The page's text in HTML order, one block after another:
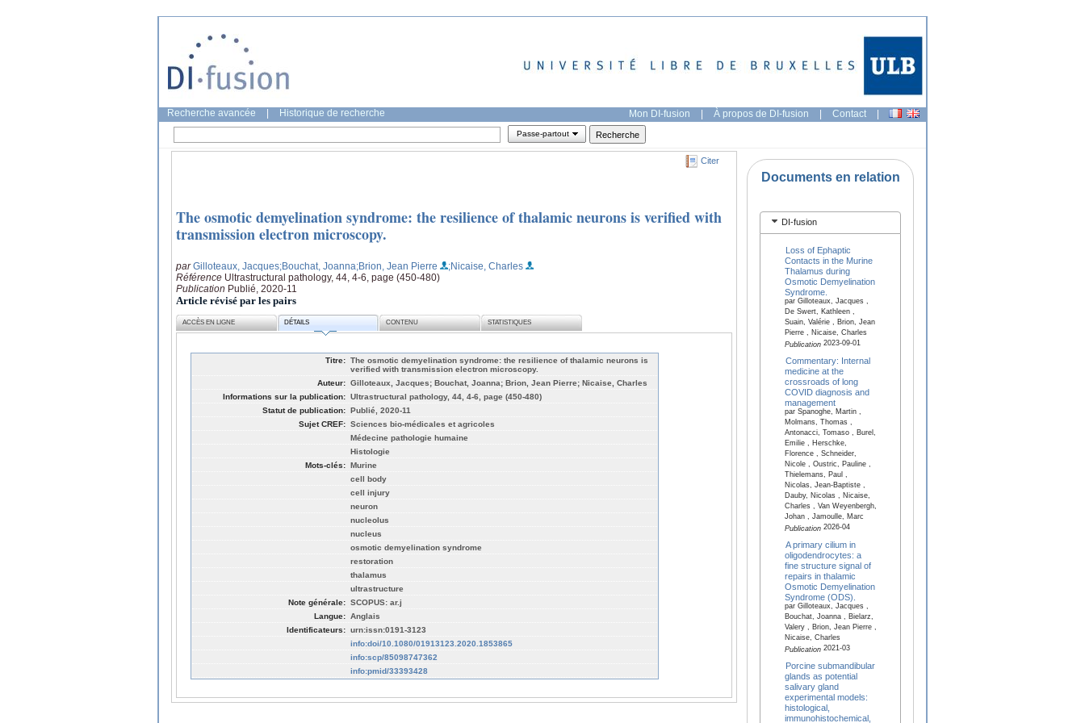
Recherche avancée Historique de recherche Mon DI-fusion | À propos de DI-fusion | Contact |
Passe-partout
Citer
The osmotic demyelination syndrome: the resilience of thalamic neurons is verified with
transmission electron microscopy.
parGilloteaux, Jacques;Bouchat, Joanna;Brion, Jean Pierre
;Nicaise, Charles
Référence Ultrastructural pathology, 44, 4-6, page (450-480)
Publication Publié, 2020-11
Article révisé par les pairs
ACCÈS EN LIGNE DÉTAILS CONTENU STATISTIQUES
Titre: The osmotic demyelination syndrome: the resilience of thalamic neurons is
verified with transmission electron microscopy.
Auteur: Gilloteaux, Jacques; Bouchat, Joanna; Brion, Jean Pierre; Nicaise, Charles
Informations sur la publication: Ultrastructural pathology, 44, 4-6, page (450-480)
Statut de publication: Publié, 2020-11
Sujet CREF: Sciences bio-médicales et agricoles
Médecine pathologie humaine
Histologie
Mots-clés: Murine
cell body
cell injury
neuron
nucleolus
nucleus
osmotic demyelination syndrome
restoration
thalamus
ultrastructure
Note générale: SCOPUS: ar.j
Langue: Anglais
Identificateurs: urn:issn:0191-3123
info:doi/10.1080/01913123.2020.1853865
info:scp/85098747362
info:pmid/33393428
Documents en relation
DI-fusion
Loss of Ephaptic
Contacts in the Murine
Thalamus during
Osmotic Demyelination
Syndrome.
par Gilloteaux, Jacques ,
De Swert, Kathleen ,
Suain, Valérie , Brion, Jean
Pierre , Nicaise, Charles
Publication2023-09-01
Commentary: Internal
medicine at the
crossroads of long
COVID diagnosis and
management
par Spanoghe, Martin ,
Molmans, Thomas ,
Antonacci, Tomaso , Burel,
Emilie , Herschke,
Florence , Schneider,
Nicole , Oustric, Pauline ,
Thielemans, Paul ,
Nicolas, Jean-Baptiste ,
Dauby, Nicolas , Nicaise,
Charles , Van Weyenbergh,
Johan , Jamoulle, Marc
Publication2026-04
A primary cilium in
oligodendrocytes: a
fine structure signal of
repairs in thalamic
Osmotic Demyelination
Syndrome (ODS).
par Gilloteaux, Jacques ,
Bouchat, Joanna , Bielarz,
Valery , Brion, Jean Pierre ,
Nicaise, Charles
Publication2021-03
Porcine submandibular
glands as potential
salivary gland
experimental models:
histological,
immunohistochemical,